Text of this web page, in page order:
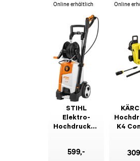
Online erhältlich
STIHL
Elektro-
Hochdruckreiniger
599,-
Online
K4
309